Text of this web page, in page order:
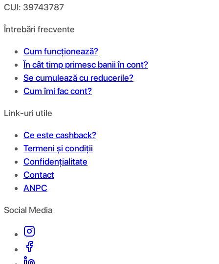
CUI: 39743787
Întrebări frecvente
Cum funcționează?
În cât timp primesc banii în cont?
Se cumulează cu reducerile?
Cum îmi fac cont?
Link-uri utile
Ce este cashback?
Termeni și condiții
Confidențialitate
Contact
ANPC
Social Media